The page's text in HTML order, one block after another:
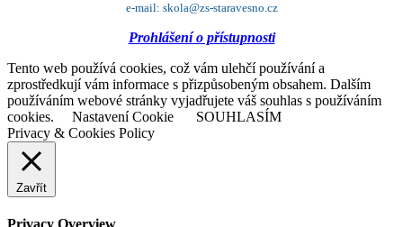
e-mail: skola@zs-staravesno.cz
Prohlášení o přístupnosti
Tento web používá cookies, což vám ulehčí používání a
zprostředkují vám informace s přizpůsobeným obsahem. Dalším
používáním webové stránky vyjadřujete váš souhlas s používáním
cookies.
Nastavení Cookie
SOUHLASÍM
Privacy & Cookies Policy
Zavřít